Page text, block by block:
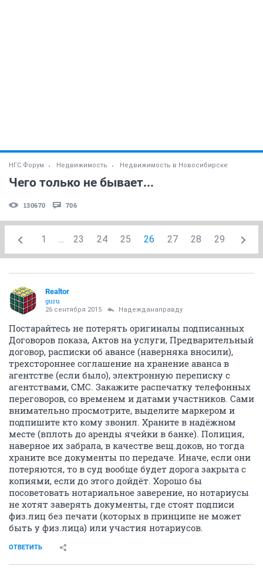
НГС.Форум Недвижимость Недвижимость в Новосибирске
Чего только не бывает...
130670 706
1 ... 23 24 25 26 27 28 29
Realtor
guru
26 сентября 2015 Надежданаправду
Постарайтесь не потерять оригиналы подписанных
Договоров показа, Актов на услуги, Предварительный
договор, расписки об авансе (наверняка вносили),
трехстороннее соглашение на хранение аванса в
агентстве (если было), электронную переписку с
агентствами, СМС. Закажите распечатку телефонных
переговоров, со временем и датами участников. Сами
внимательно просмотрите, выделите маркером и
подпишите кто кому звонил. Храните в надёжном
месте (вплоть до аренды ячейки в банке). Полиция,
наверное их забрала, в качестве вещ.доков, но тогда
храните все документы по передаче. Иначе, если они
потеряются, то в суд вообще будет дорога закрыта с
копиями, если до этого дойдёт. Хорошо бы
посоветовать нотариальное заверение, но нотариусы
не хотят заверять документы, где стоят подписи
физ.лиц без печати (которых в принципе не может
быть у физ.лица) или участия нотариусов.
ОТВЕТИТЬ